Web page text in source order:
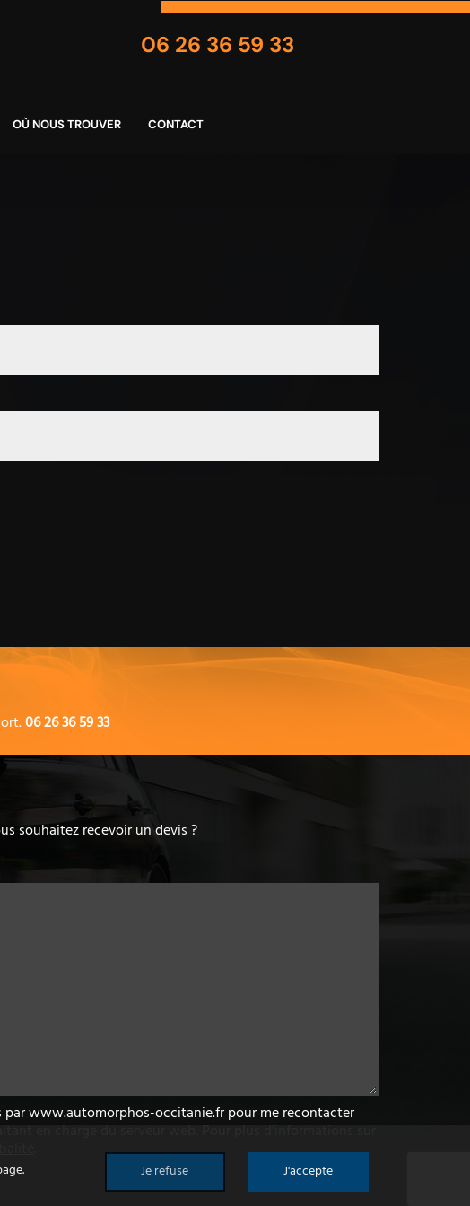
06 26 36 59 33
OÙ NOUS TROUVER CONTACT
06 26 36 59 33
souhaitez recevoir un devis ?
par www.automorphos-occitanie.fr pour me recontacter
en charge du serveur web. Pour plus d'informations sur
Je refuse J'accepte